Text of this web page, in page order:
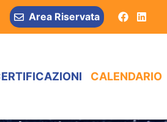
Area Riservata
CALENDARIO